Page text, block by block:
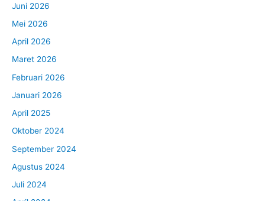
Juni 2026
Mei 2026
April 2026
Maret 2026
Februari 2026
Januari 2026
April 2025
Oktober 2024
September 2024
Agustus 2024
Juli 2024